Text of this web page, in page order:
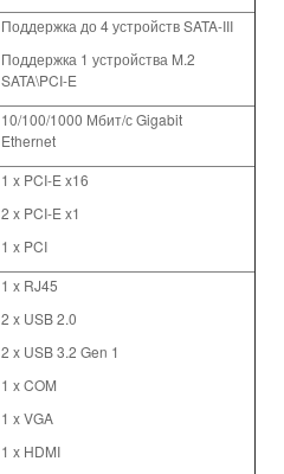
Поддержка до 4 устройств SATA-III
Поддержка 1 устройства M.2
SATA\PCI-E
10/100/1000 Мбит/с Gigabit
Ethernet
1 x PCI-E x16
2 x PCI-E x1
1 x PCI
1 x RJ45
2 x USB 2.0
2 x USB 3.2 Gen 1
1 x COM
1 x VGA
1 x HDMI